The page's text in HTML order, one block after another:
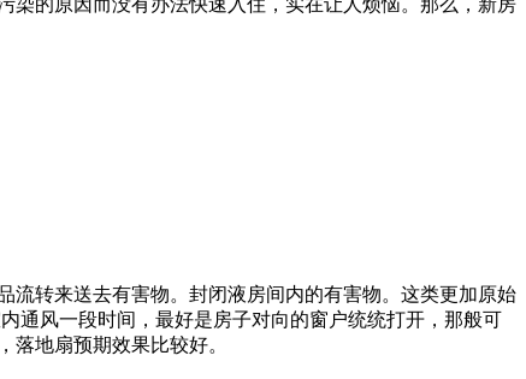
转来送去有害物。封闭液房间内的有害物。这类更加原始
通风一段时间，最好是房子对向的窗户统统打开，那般可
地扇预期效果比较好。